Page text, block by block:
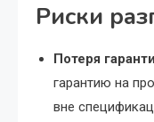
Риски
Потеря
гарантию на
вне